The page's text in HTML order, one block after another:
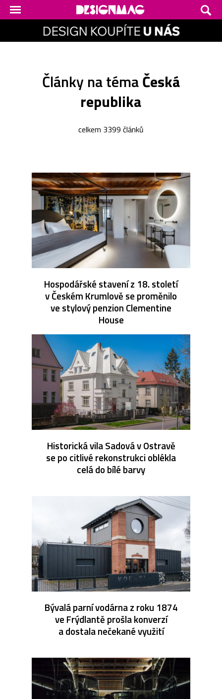
Články na témaČeská
republika
celkem 3399 článků
Hospodářské stavení z 18. století
v Českém Krumlově se proměnilo
ve stylový penzion Clementine
House
Historická vila Sadová v Ostravě
se po citlivé rekonstrukci oblékla
celá do bílé barvy
Bývalá parní vodárna z roku 1874
ve Frýdlantě prošla konverzí
a dostala nečekané využití